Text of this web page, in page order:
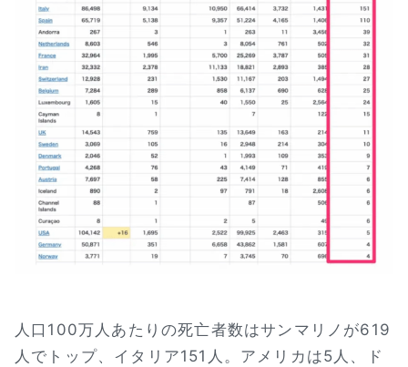
人口100万人あたりの死亡者数はサンマリノが619
人でトップ、イタリア151人。アメリカは5人、ド